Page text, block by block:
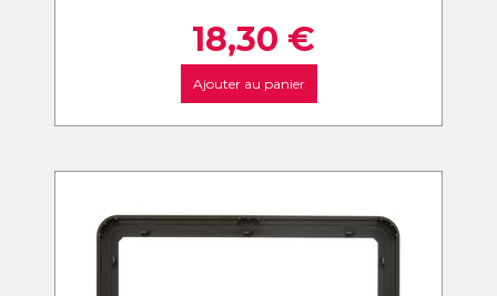
18,30 €
Ajouter au panier